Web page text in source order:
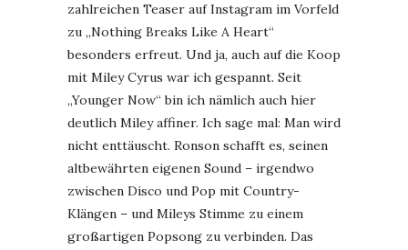
zahlreichen Teaser auf Instagram im Vorfeld
zu „Nothing Breaks Like A Heart“
besonders erfreut. Und ja, auch auf die Koop
mit Miley Cyrus war ich gespannt. Seit
„Younger Now“ bin ich nämlich auch hier
deutlich Miley affiner. Ich sage mal: Man wird
nicht enttäuscht. Ronson schafft es, seinen
altbewährten eigenen Sound – irgendwo
zwischen Disco und Pop mit Country-
Klängen – und Mileys Stimme zu einem
großartigen Popsong zu verbinden. Das